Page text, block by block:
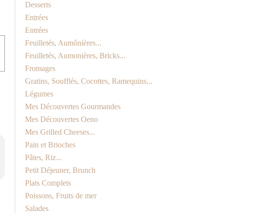
Desserts
Entrées
Entrées
Feuilletés, Aumônières...
Feuilletés, Aumonières, Bricks...
Fromages
Gratins, Soufflés, Cocottes, Ramequins...
Légumes
Mes Découvertes Gourmandes
Mes Découvertes Oeno
Mes Grilled Cheeses...
Pain et Brioches
Pâtes, Riz...
Petit Déjeuner, Brunch
Plats Complets
Poissons, Fruits de mer
Salades